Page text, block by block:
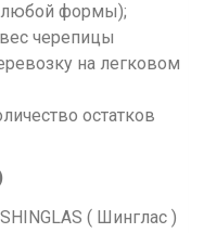
любой формы);
черепицы
на легковом
остатков
( Шинглас )